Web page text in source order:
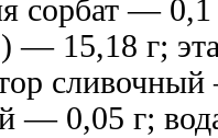
сорбат —
— 15,18 г;
— 0,05 г;